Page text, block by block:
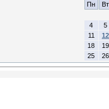
Пн
Вт
4
5
11
12
18
19
25
26